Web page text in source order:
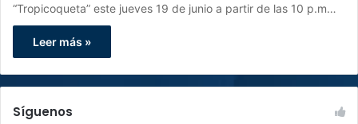
“Tropicoqueta” este jueves 19 de junio a partir de las 10 p.m…
Leer más »
Síguenos